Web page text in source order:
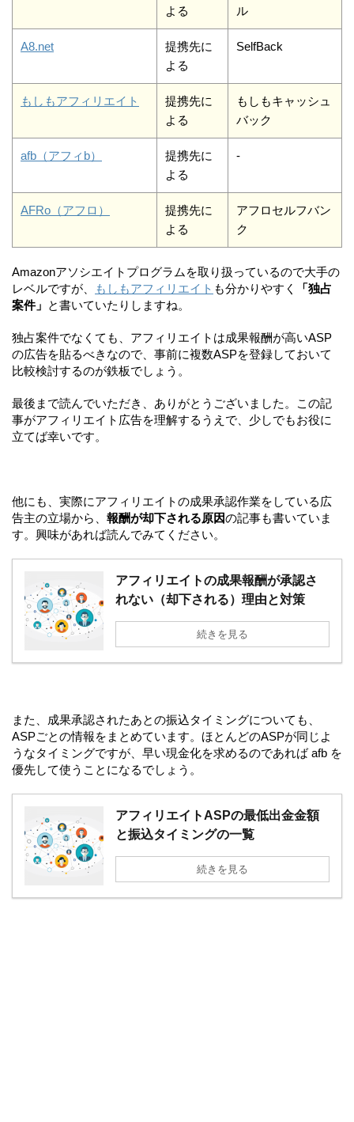
よる
ル
A8.net
提携先に
よる
SelfBack
もしもアフィリエイト
提携先に
よる
もしもキャッシュ
バック
afb（アフィb）
提携先に
よる
-
AFRo（アフロ）
提携先に
よる
アフロセルフバン
ク
Amazonアソシエイトプログラムを取り扱っているので大手の
レベルですが、
もしもアフィリエイト も分かりやすく
「独占
案件」 と書いていたりしますね。
独占案件でなくても、アフィリエイトは成果報酬が高いASP
の広告を貼るべきなので、事前に複数ASPを登録しておいて
比較検討するのが鉄板でしょう。
最後まで読んでいただき、ありがとうございました。この記
事がアフィリエイト広告を理解するうえで、少しでもお役に
立てば幸いです。
他にも、実際にアフィリエイトの成果承認作業をしている広
告主の立場から、 報酬が却下される原因の記事も書いていま
す。興味があれば読んでみてください。
アフィリエイトの成果報酬が承認さ
れない（却下される）理由と対策
続きを見る
また、成果承認されたあとの振込タイミングについても、
ASPごとの情報をまとめています。ほとんどのASPが同じよ
うなタイミングですが、早い現金化を求めるのであれば afb を
優先して使うことになるでしょう。
アフィリエイトASPの最低出金金額
と振込タイミングの一覧
続きを見る